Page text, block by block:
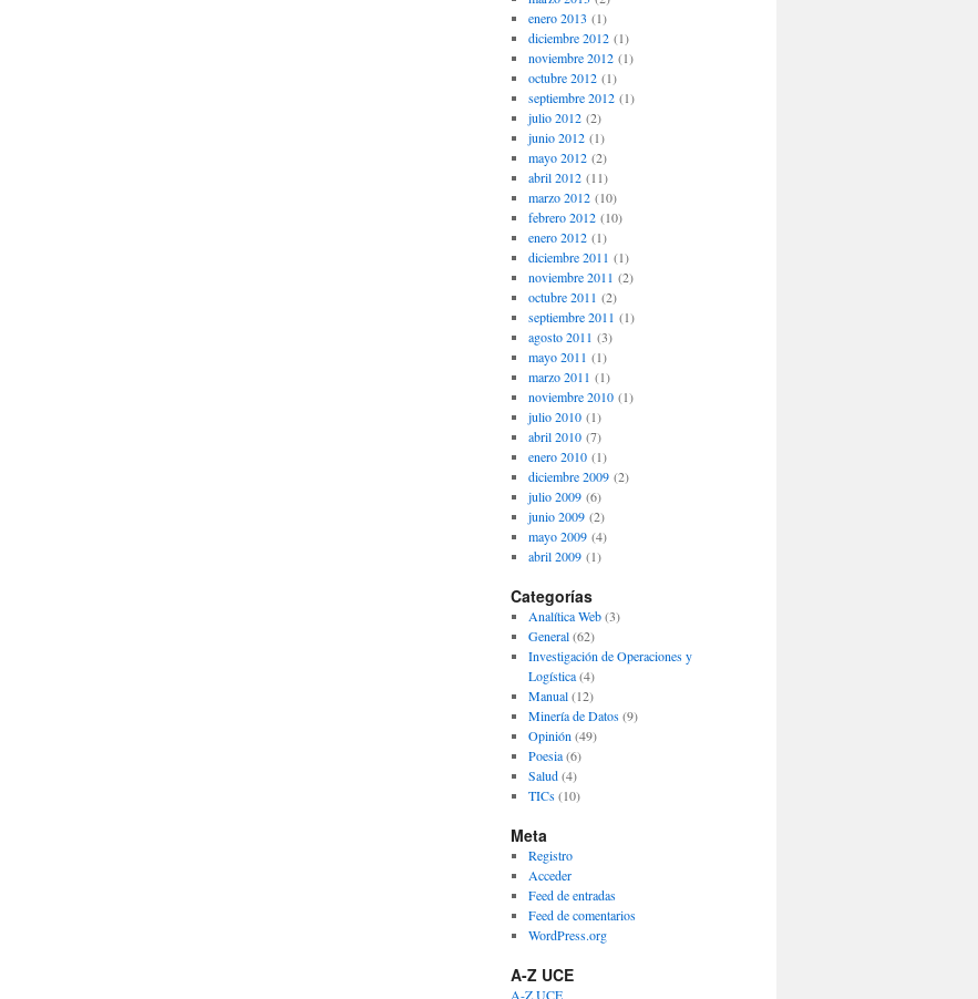
enero 2013 (1)
diciembre 2012(1)
noviembre 2012(1)
octubre 2012(1)
septiembre 2012(1)
julio 2012(2)
junio 2012(1)
mayo 2012(2)
abril 2012(11)
marzo 2012(10)
febrero 2012(10)
enero 2012(1)
diciembre 2011 (1)
noviembre 2011 (2)
octubre 2011 (2)
septiembre 2011 (1)
agosto 2011 (3)
mayo 2011 (1)
marzo 2011 (1)
noviembre 2010(1)
julio 2010(1)
abril 2010(7)
enero 2010(1)
diciembre 2009(2)
julio 2009(6)
junio 2009(2)
mayo 2009(4)
abril 2009(1)
Categorías
Analítica Web(3)
General(62)
Investigación de Operaciones y
Logística(4)
Manual(12)
Minería de Datos(9)
Opinión (49)
Poesia(6)
Salud(4)
TICs(10)
Meta
Registro
Acceder
Feed de entradas
Feed de comentarios
WordPress.org
A-Z UCE
A-Z UCE